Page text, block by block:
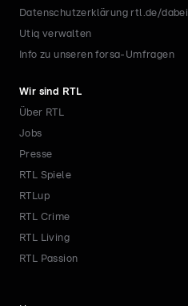
Datenschutzerklärung rtl.de/dabei
Utiq verwalten
Info zu unseren forsa-Umfragen
Wir sind RTL
Über RTL
Jobs
Presse
RTL Spiele
RTLup
RTL Crime
RTL Living
RTL Passion